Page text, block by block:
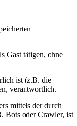
Gast tätigen, ohne
ist (z.B. die
verantwortlich.
mittels der durch
Bots oder Crawler, ist